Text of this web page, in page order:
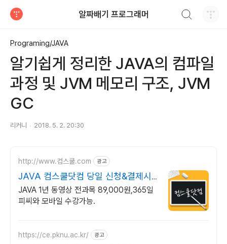
알짜배기 프로그래머
Programing/JAVA
알기쉽게 정리한 JAVA의 컴파일
과정 및 JVM 메모리 구조, JVM
GC
리커니 2018. 5. 2. 20:30
http://www.컴스쿨.com 광고
JAVA 컴스쿨닷컴 당일 신청&결제시
기프티콘!
JAVA 1년 동영상 전과목 89,000원,365일
피씨와 모바일 수강가능.
https://ce.pknu.ac.kr/ 광고